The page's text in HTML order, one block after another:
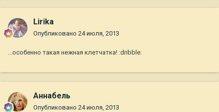
Lirika
Опубликовано 24 июля, 2013
...особенно такая нежная клетчатка! :dribble:
Aннaбель
Опубликовано 24 июля, 2013